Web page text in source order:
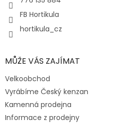
FB Hortikula
hortikula_cz
MŮŽE VÁS ZAJÍMAT
Velkoobchod
Vyrábíme Český kenzan
Kamenná prodejna
Informace z prodejny